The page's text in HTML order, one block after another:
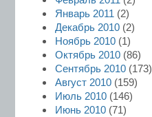
Январь 2011 (2)
Декабрь 2010 (2)
Ноябрь 2010 (1)
Октябрь 2010 (86)
Сентябрь 2010 (173)
Август 2010 (159)
Июль 2010 (146)
Июнь 2010 (71)